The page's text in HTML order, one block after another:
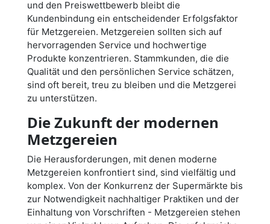
und den Preiswettbewerb bleibt die
Kundenbindung ein entscheidender Erfolgsfaktor
für Metzgereien. Metzgereien sollten sich auf
hervorragenden Service und hochwertige
Produkte konzentrieren. Stammkunden, die die
Qualität und den persönlichen Service schätzen,
sind oft bereit, treu zu bleiben und die Metzgerei
zu unterstützen.
Die Zukunft der modernen
Metzgereien
Die Herausforderungen, mit denen moderne
Metzgereien konfrontiert sind, sind vielfältig und
komplex. Von der Konkurrenz der Supermärkte bis
zur Notwendigkeit nachhaltiger Praktiken und der
Einhaltung von Vorschriften - Metzgereien stehen